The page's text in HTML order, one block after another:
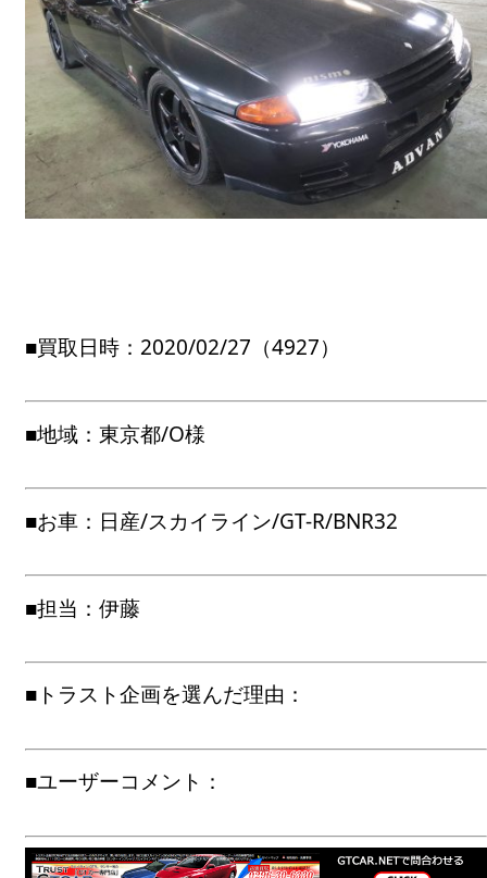
■買取日時：2020/02/27（4927）
■地域：東京都/O様
■お車：日産/スカイライン/GT-R/BNR32
■担当：伊藤
■トラスト企画を選んだ理由：
■ユーザーコメント：